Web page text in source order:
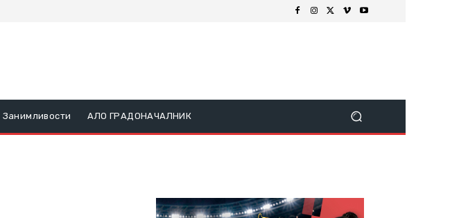
Занимливости АЛО ГРАДОНАЧАЛНИК